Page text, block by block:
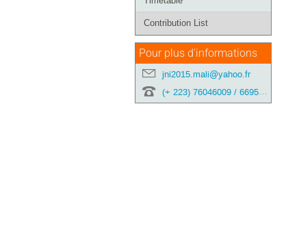
Contribution List
Pour plus d'informations
jni2015.mali@yahoo.fr
(+ 223) 76046009 / 66952120 / 74198384